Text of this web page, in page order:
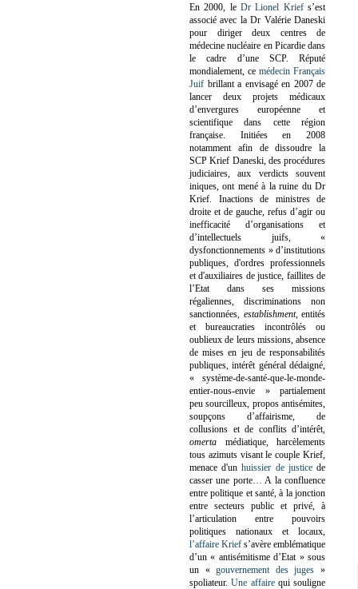
En 2000, le Dr Lionel Kriefs’est
associé avec la Dr Valérie Daneski
pour diriger deux centres de
médecine nucléaire en Picardie dans
le cadre d’une SCP. Réputé
mondialement, ce médecin Français
Juif brillant a envisagé en 2007 de
lancer deux projets médicaux
d’envergures européenne et
scientifique dans cette région
française. Initiées en 2008
notamment afin de dissoudre la
SCP Krief Daneski, des procédures
judiciaires, aux verdicts souvent
iniques, ont mené à la ruine du Dr
Krief. Inactions de ministres de
droite et de gauche, refus d’agir ou
inefficacité d’organisations et
d’intellectuels juifs, «
dysfonctionnements » d’institutions
publiques, d'ordres professionnels
et d'auxiliaires de justice, faillites de
l’Etat dans ses missions
régaliennes, discriminations non
sanctionnées, establishment, entités
et bureaucraties incontrôlés ou
oublieux de leurs missions, absence
de mises en jeu de responsabilités
publiques, intérêt général dédaigné,
« système-de-santé-que-le-monde-
entier-nous-envie » partialement
peu sourcilleux, propos antisémites,
soupçons d’affairisme, de
collusions et de conflits d’intérêt,
omerta médiatique, harcèlements
tous azimuts visant le couple Krief,
menace d'unhuissier de justicede
casser une porte… A la confluence
entre politique et santé, à la jonction
entre secteurs public et privé, à
l’articulation entre pouvoirs
politiques nationaux et locaux,
l’affaire Krief s’avère emblématique
d’un « antisémitisme d’Etat » sous
un «gouvernement des juges »
spoliateur.Une affairequi souligne